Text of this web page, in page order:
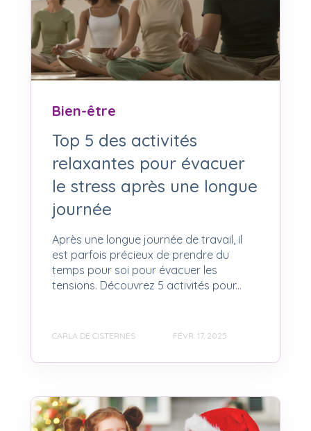
Bien-être
Top 5 des activités
relaxantes pour évacuer
le stress après une longue
journée
Après une longue journée de travail, il
est parfois précieux de prendre du
temps pour soi pour évacuer les
tensions. Découvrez 5 activités pour...
CARLA DE CISTERNES FÉVR. 17, 2025